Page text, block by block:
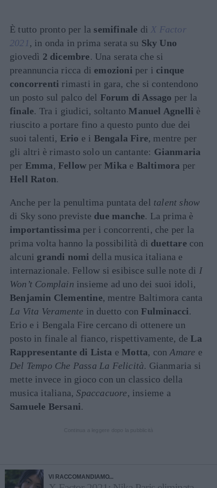
È tutto pronto per la semifinale di X Factor
2021, in onda in prima serata su Sky Uno
giovedì 2 dicembre. Una serata che si
preannuncia ricca di emozioni per i cinque
concorrenti rimasti in gara, che si contendono
un posto sul palco del Forum di Assago per la
finale. Tra i giudici, soltantoManuel Agnelli è
riuscito a portare fino a questo punto due dei
suoi talenti, Erio e i Bengala Fire, mentre per
gli altri è rimasto solo un cantante: Gianmaria
per Emma,Fellow perMika e Baltimora per
Hell Raton.
Anche per la penultima puntata del talent show
di Sky sono previste due manche. La prima è
importantissima per i concorrenti, che per la
prima volta hanno la possibilità di duettare con
alcuni grandi nomi della musica italiana e
internazionale. Fellow si esibisce sulle note di I
Won’t Complain insieme ad uno dei suoi idoli,
Benjamin Clementine, mentre Baltimora canta
La Vita Veramente in duetto conFulminacci.
Erio e i Bengala Fire cercano di ottenere un
posto in finale al fianco, rispettivamente, deLa
Rappresentante di Lista eMotta, conAmare e
Del Tempo Che Passa La Felicità. Gianmaria si
mette invece in gioco con un classico della
musica italiana,Spaccacuore, insieme a
Samuele Bersani.
VI RACCOMANDIAMO...